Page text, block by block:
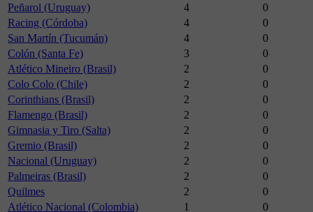
Peñarol (Uruguay)
4
0
Racing (Córdoba)
4
0
San Martín (Tucumán)
4
0
Colón (Santa Fe)
3
0
Atlético Mineiro (Brasil)
2
0
Colo Colo (Chile)
2
0
Corinthians (Brasil)
2
0
Flamengo (Brasil)
2
0
Gimnasia y Tiro (Salta)
2
0
Gremio (Brasil)
2
0
Nacional (Uruguay)
2
0
Palmeiras (Brasil)
2
0
Quilmes
2
0
Atlético Nacional (Colombia)
1
0